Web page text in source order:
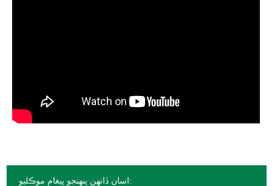
اسان ڏانهن پنهنجو پيغام موڪليو: